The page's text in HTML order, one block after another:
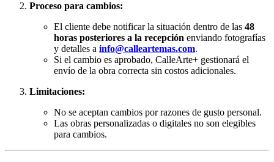
Proceso para cambios:
El cliente debe notificar la situación dentro de las 48
horas posteriores a la recepción enviando fotografías
y detalles a info@calleartemas.com.
Si el cambio es aprobado, CalleArte+ gestionará el
envío de la obra correcta sin costos adicionales.
Limitaciones:
No se aceptan cambios por razones de gusto personal.
Las obras personalizadas o digitales no son elegibles
para cambios.